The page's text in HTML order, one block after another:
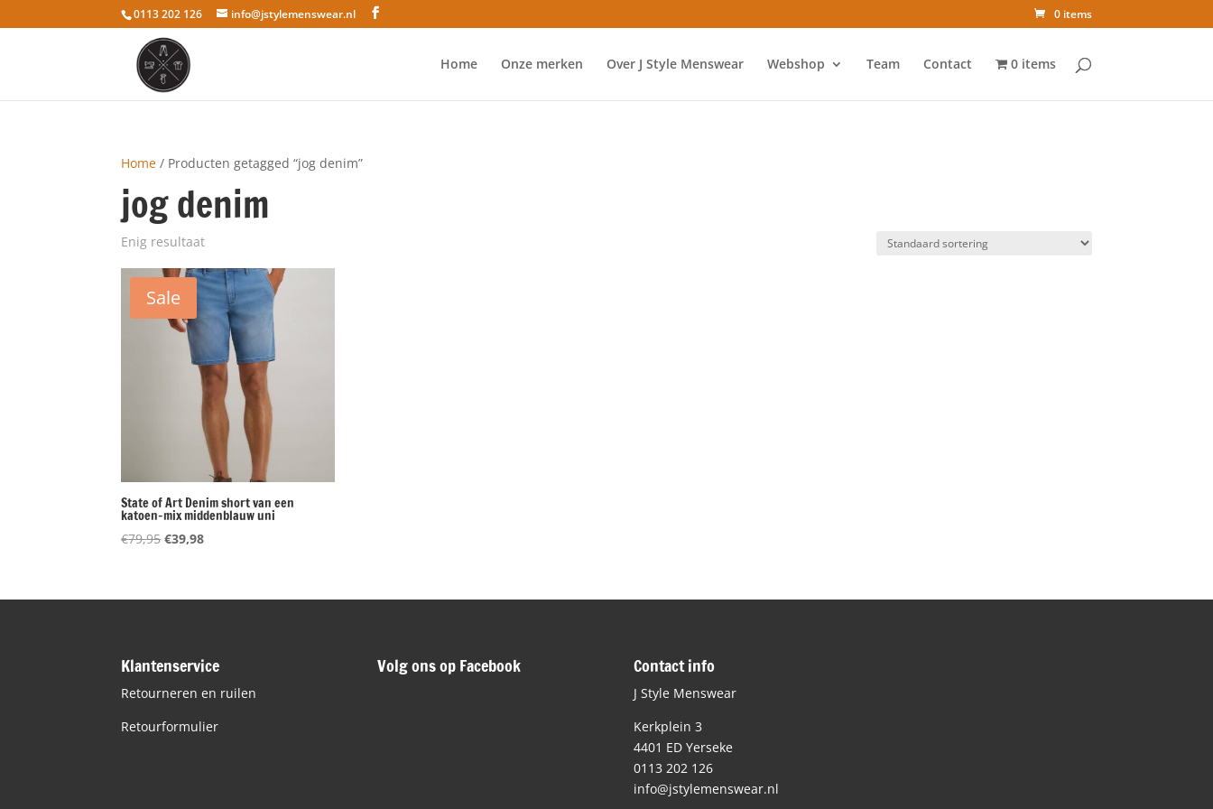
0113 202 126 info@jstylemenswear.nl 0 items
Home Onze merken Over J Style Menswear Webshop Team Contact 0 items
Home / Producten getagged “jog denim”
jog denim
Enig resultaat
Sale
State of Art Denim short van een
katoen-mix middenblauw uni
€79,95Oorspronkelijke
€79,95.
€39,98Huidige
€39,98.
Klantenservice
Retourneren en ruilen
Retourformulier
Volg ons op Facebook Contact info
J Style Menswear
Kerkplein 3
4401 ED Yerseke
0113 202 126
info@jstylemenswear.nl